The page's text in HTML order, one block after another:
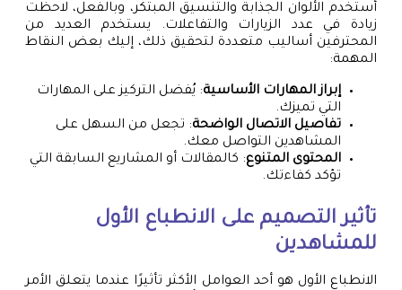
أستخدم الألوان الجذابة والتنسيق المبتكر، وبالفعل، لاحظت
زيادة في عدد الزيارات والتفاعلات. يستخدم العديد من
المحترفين أساليب متعددة لتحقيق ذلك، إليك بعض النقاط
المهمة:
إبراز المهارات الأساسية: يُفضل التركيز على المهارات
التي تميزك.
تفاصيل الاتصال الواضحة: تجعل من السهل على
المشاهدين التواصل معك.
المحتوى المتنوع: كالمقالات أو المشاريع السابقة التي
تؤكد كفاءتك.
تأثير التصميم على الانطباع الأول
للمشاهدين
الانطباع الأول هو أحد العوامل الأكثر تأثيرًا عندما يتعلق الأمر